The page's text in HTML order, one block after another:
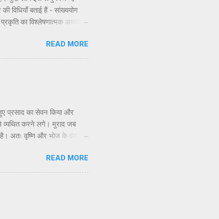
विधियाँ बताई हैं - सांख्ययोग
का विश्लेषणात्मक अध्ययन,
सिद्धांतों के अनुसार कार्य करने
अधिक स्पष्ट रूप से समझाया
READ MORE
प्रसाद का सेवन किया और
व्यथित करने लगे। मुराद जब
अतः वृष्णि और भोज के वंशजों
के साथ अपने संबंध भूल गए और
भी नशे की हालत में स्वयं को भूल
और इस प्रकार वे एक-दूसरे...
READ MORE